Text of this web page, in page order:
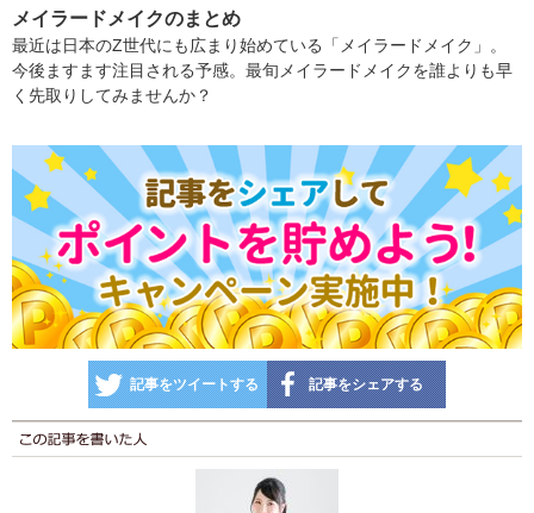
メイラードメイクのまとめ
最近は日本のZ世代にも広まり始めている「メイラードメイク」。
今後ますます注目される予感。最旬メイラードメイクを誰よりも早
く先取りしてみませんか？
記事をツイートする 記事をシェアする